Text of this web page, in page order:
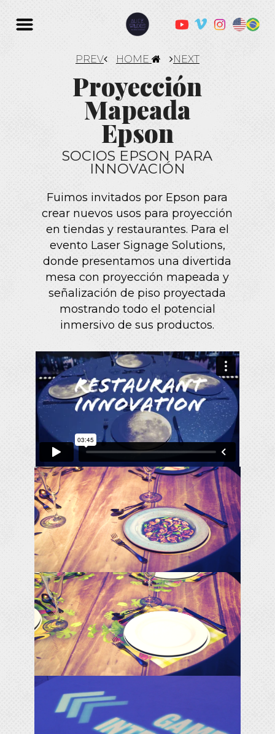
PREV HOME NEXT
Proyección
Mapeada
Epson
SOCIOS EPSON PARA
INNOVACIÓN
Fuimos invitados por Epson para
crear nuevos usos para proyección
en tiendas y restaurantes. Para el
evento Laser Signage Solutions,
donde presentamos una divertida
mesa con proyección mapeada y
señalización de piso proyectada
mostrando todo el potencial
inmersivo de sus productos.